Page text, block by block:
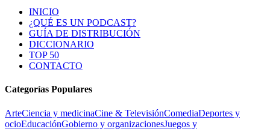
INICIO
¿QUÉ ES UN PODCAST?
GUÍA DE DISTRIBUCIÓN
DICCIONARIO
TOP 50
CONTACTO
Categorías Populares
ArteCiencia y medicinaCine & TelevisiónComediaDeportes y
ocioEducaciónGobierno y organizacionesJuegos y